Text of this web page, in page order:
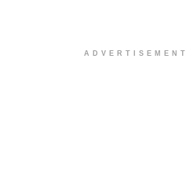
ADVERTISEMENT